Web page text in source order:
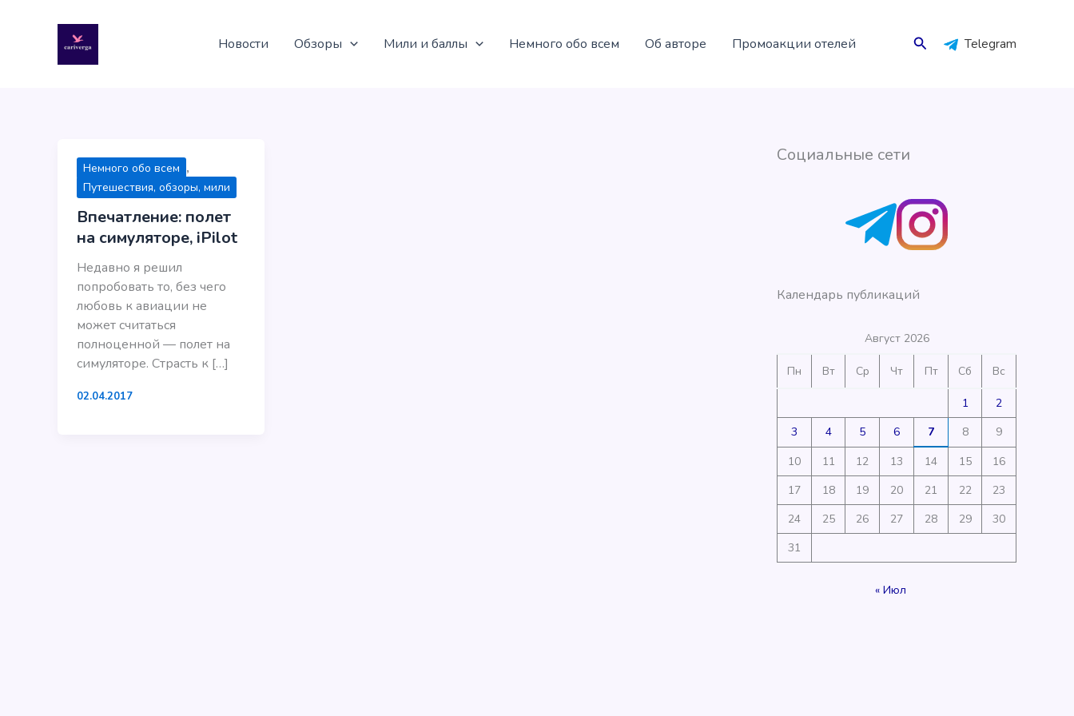
содержимому
Новости Обзоры Мили и баллы Немного обо всем Об авторе Промоакции отелей Поиск Telegram
Немного обо всем ,
Путешествия, обзоры, мили
Впечатление: полет
на симуляторе, iPilot
Недавно я решил
попробовать то, без чего
любовь к авиации не
может считаться
полноценной — полет на
симуляторе. Страсть к […]
02.04.2017
Социальные сети
Календарь публикаций
Август 2026
Пн Вт Ср Чт Пт Сб Вс
1
2
3
4 5 6 7 8
9
10
11 12 13 14 15
16
17
18 19 20 21 22
23
24
25 26 27 28 29
30
31
« Июл